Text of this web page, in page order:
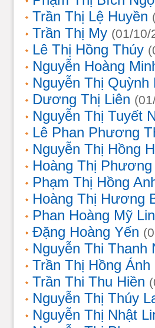
Trần Thị Lệ Huyền
Trần Thị My (01/10/
Lê Thị Hồng Thúy
Nguyễn Hoàng
Nguyễn Thị Quỳnh
Dương Thị Liên
Nguyễn Thị Tuyết
Lê Phan Phương
Nguyễn Thị Hồng
Hoàng Thị Phương
Phạm Thị Hồng
Hoàng Thị Hương
Phan Hoàng Mỹ
Đặng Hoàng Yến
Nguyễn Thi Thanh
Trần Thị Hồng Ánh
Trần Thi Thu Hiền
Nguyễn Thị Thúy
Nguyễn Thị Nhật